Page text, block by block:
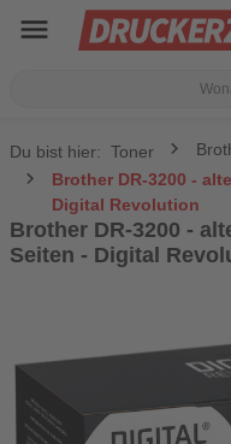
menu
Du bist hier: Toner
Brother DR-3200 -
Digital Revolution
Brother DR-3200 -
Seiten - Digital